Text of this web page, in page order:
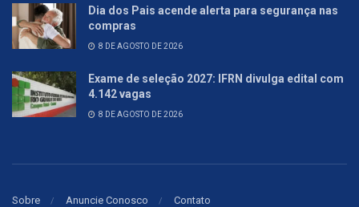
Dia dos Pais acende alerta para segurança nas
compras
8 DE AGOSTO DE 2026
Exame de seleção 2027: IFRN divulga edital com
4.142 vagas
8 DE AGOSTO DE 2026
Sobre Anuncie Conosco Contato